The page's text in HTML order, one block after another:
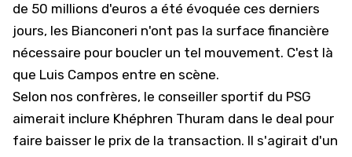
de 50 millions d'euros a été évoquée ces derniers
jours, les Bianconeri n'ont pas la surface financière
nécessaire pour boucler un tel mouvement. C'est là
que Luis Campos entre en scène.
Selon nos confrères, le conseiller sportif du PSG
aimerait inclure Khéphren Thuram dans le deal pour
faire baisser le prix de la transaction. Il s'agirait d'un